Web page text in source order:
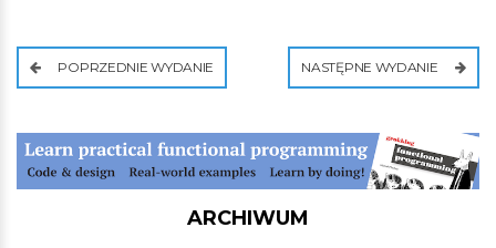
POPRZEDNIE WYDANIE NASTĘPNE WYDANIE
ARCHIWUM